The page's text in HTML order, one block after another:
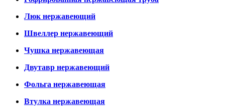
Люк нержавеющий
Швеллер нержавеющий
Чушка нержавеющая
Двутавр нержавеющий
Фольга нержавеющая
Втулка нержавеющая